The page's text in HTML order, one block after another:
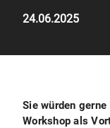
24.06.2025
Sie würden
Workshop als